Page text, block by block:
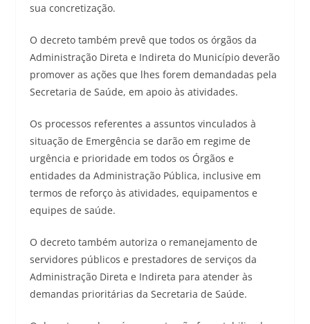
sua concretização.
O decreto também prevê que todos os órgãos da
Administração Direta e Indireta do Município deverão
promover as ações que lhes forem demandadas pela
Secretaria de Saúde, em apoio às atividades.
Os processos referentes a assuntos vinculados à
situação de Emergência se darão em regime de
urgência e prioridade em todos os Órgãos e
entidades da Administração Pública, inclusive em
termos de reforço às atividades, equipamentos e
equipes de saúde.
O decreto também autoriza o remanejamento de
servidores públicos e prestadores de serviços da
Administração Direta e Indireta para atender às
demandas prioritárias da Secretaria de Saúde.